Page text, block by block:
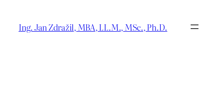
obsahIng. Jan Zdražil, MBA, LL.M., MSc., Ph.D.